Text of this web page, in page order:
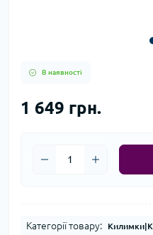
В наявності
1 649 грн.
Категорії товару: